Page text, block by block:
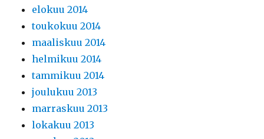
elokuu 2014
toukokuu 2014
maaliskuu 2014
helmikuu 2014
tammikuu 2014
joulukuu 2013
marraskuu 2013
lokakuu 2013